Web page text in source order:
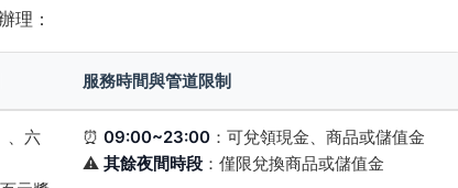
理：
服務時間與管道限制
、六
⏰ 09:00~23:00 ：可兌領現金、商品或儲值金
⚠️ 其餘夜間時段 ：僅限兌換商品或儲值金